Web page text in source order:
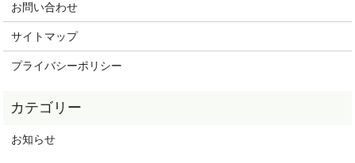
お問い合わせ
サイトマップ
プライバシーポリシー
お知らせ